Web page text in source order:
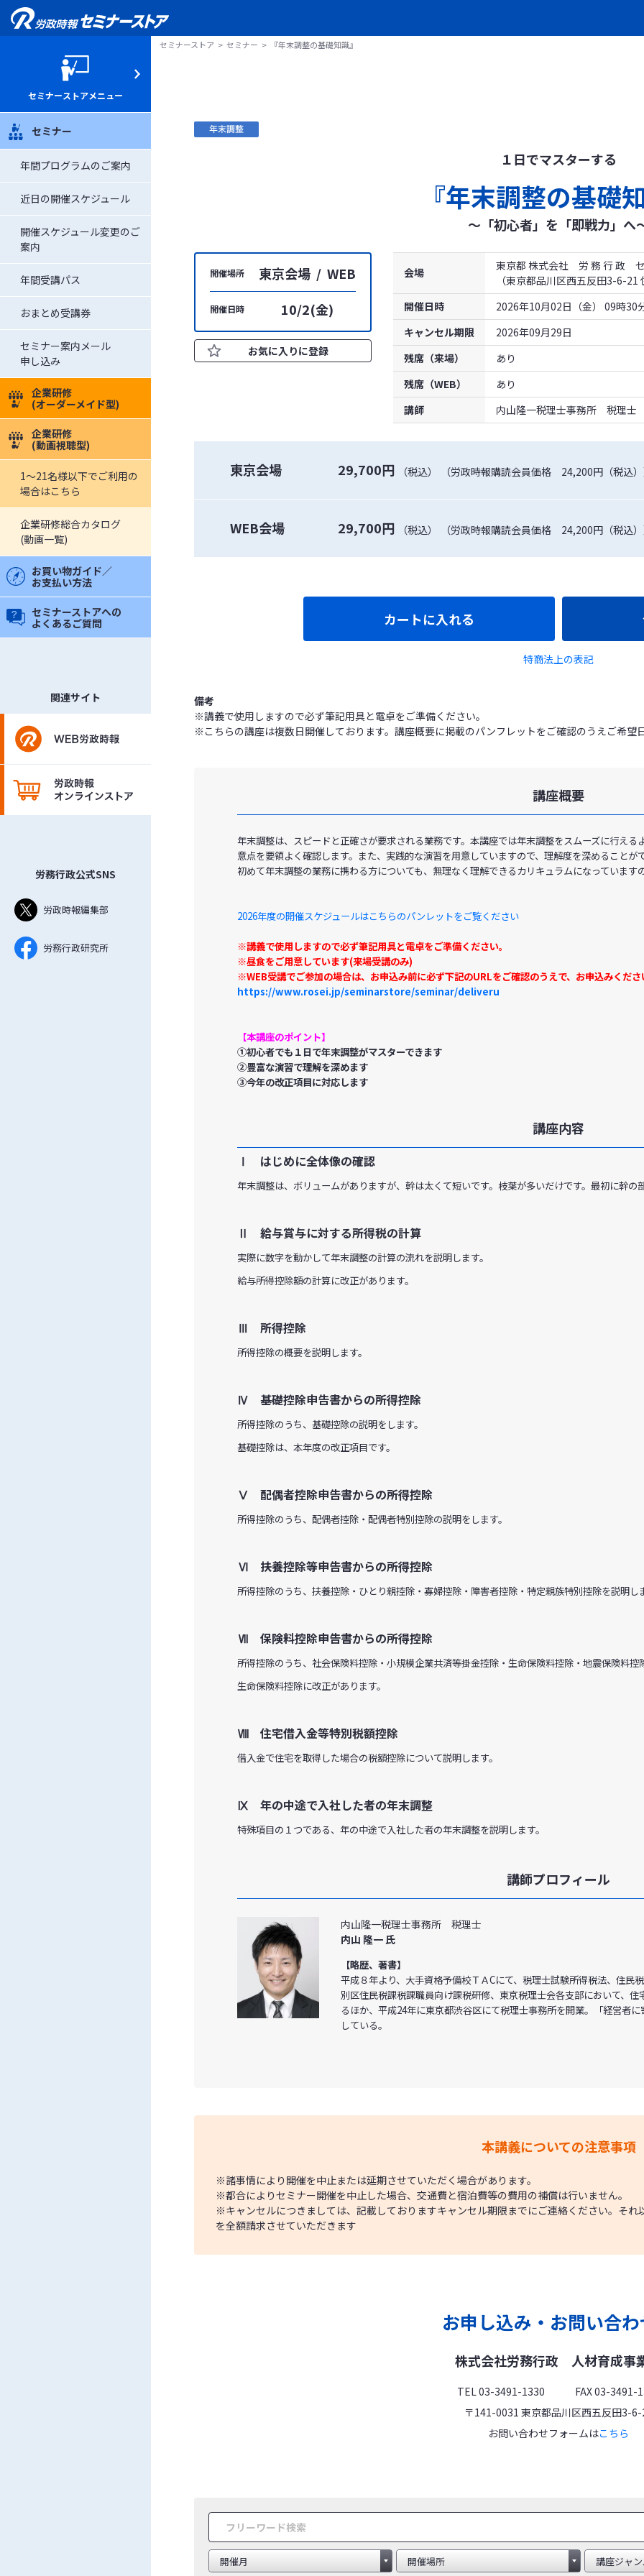
セミナーストアメニュー
セミナー
年間プログラムのご案内
近日の開催スケジュール
開催スケジュール変更のご
案内
年間受講パス
おまとめ受講券
セミナー案内メール
申し込み
企業研修
(オーダーメイド型)
企業研修
(動画視聴型)
1～21名様以下でご利用の
場合はこちら
企業研修総合カタログ
(動画一覧)
お買い物ガイド／
お支払い方法
セミナーストアへの
よくあるご質問
関連サイト
労務行政公式SNS
労政時報編集部
労務行政研究所
セミナーストア セミナー 『年末調整の基礎知識』
１日でマスターする
『年末調整の基礎
～「初心者」を「即戦力」へ
開催場所 東京会場 / WEB
開催日時 10/2(金)
お気に入りに登録
会場
東京都 株式会社 労 務 行 政
（東京都品川区西五反田3-6-
開催日時
2026年10月02日（金） 09時30
キャンセル期限
2026年09月29日
残席（来場）
あり
残席（WEB）
あり
講師
内山隆一税理士事務所 税理士
東京会場 29,700円 （税込） （労政時報購読会員価格 24,200円（税込
WEB会場 29,700円 （税込） （労政時報購読会員価格 24,200円（税込
カートに入れる
特商法上の表記
備考
※講義で使用しますので必ず筆記用具と電卓をご準備ください。
※こちらの講座は複数日開催しております。講座概要に掲載のパンフレットをご確認のうえご希望
講座概要
年末調整は、スピードと正確さが要求される業務です。本講座では年末調整をスムーズに行え
意点を要領よく確認します。また、実践的な演習を用意していますので、理解度を深めることが
初めて年末調整の業務に携わる方についても、無理なく理解できるカリキュラムになっています
2026年度の開催スケジュールはこちらのパンレットをご覧ください
※講義で使用しますので必ず筆記用具と電卓をご準備ください。
※昼食をご用意しています(来場受講のみ)
※WEB受講でご参加の場合は、お申込み前に必ず下記のURLをご確認のうえで、お申込みくださ
https://www.rosei.jp/seminarstore/seminar/deliveru
【本講座のポイント】
①初心者でも１日で年末調整がマスターできます
②豊富な演習で理解を深めます
③今年の改正項目に対応します
講座内容
Ⅰ はじめに全体像の確認
年末調整は、ボリュームがありますが、幹は太くて短いです。枝葉が多いだけです。最初に幹の
Ⅱ 給与賞与に対する所得税の計算
実際に数字を動かして年末調整の計算の流れを説明します。
給与所得控除額の計算に改正があります。
Ⅲ 所得控除
所得控除の概要を説明します。
Ⅳ 基礎控除申告書からの所得控除
所得控除のうち、基礎控除の説明をします。
基礎控除は、本年度の改正項目です。
Ⅴ 配偶者控除申告書からの所得控除
所得控除のうち、配偶者控除・配偶者特別控除の説明をします。
Ⅵ 扶養控除等申告書からの所得控除
所得控除のうち、扶養控除・ひとり親控除・寡婦控除・障害者控除・特定親族特別控除を説明し
Ⅶ 保険料控除申告書からの所得控除
所得控除のうち、社会保険料控除・小規模企業共済等掛金控除・生命保険料控除・地震保険料控
生命保険料控除に改正があります。
Ⅷ 住宅借入金等特別税額控除
借入金で住宅を取得した場合の税額控除について説明します。
Ⅸ 年の中途で入社した者の年末調整
特殊項目の１つである、年の中途で入社した者の年末調整を説明します。
講師プロフィール
内山隆一税理士事務所 税理士
内山 隆一 氏
【略歴、著書】
平成８年より、大手資格予備校ＴＡCにて、税理士試験所得税法、住民
別区住民税課税課職員向け課税研修、東京税理士会各支部において、
るほか、平成24年に東京都渋谷区にて税理士事務所を開業。「経営者
している。
本講義についての注意事項
※諸事情により開催を中止または延期させていただく場合があります。
※都合によりセミナー開催を中止した場合、交通費と宿泊費等の費用の補償は行いません。
※キャンセルにつきましては、記載しておりますキャンセル期限までにご連絡ください。そ
を全額請求させていただきます
お申し込み・お問い合
株式会社労務行政 人材育成事
TEL 03-3491-1330 FAX 03-3491-
〒141-0031 東京都品川区西五反田3-
お問い合わせフォームはこちら